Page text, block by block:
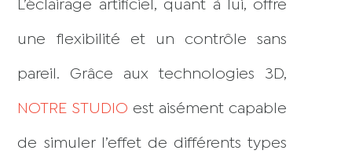
L’éclairage artificiel, quant à lui, offre
une flexibilité et un contrôle sans
pareil. Grâce aux technologies 3D,
NOTRE STUDIO est aisément capable
de simuler l’effet de différents types